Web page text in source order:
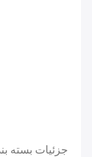
جزئیات بسته